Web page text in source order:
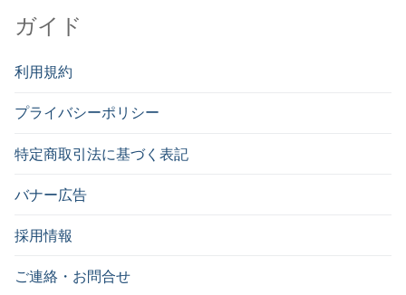
ガイド
利用規約
プライバシーポリシー
特定商取引法に基づく表記
バナー広告
採用情報
ご連絡・お問合せ